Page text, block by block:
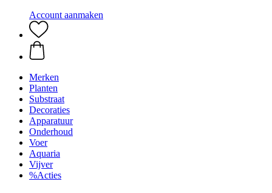
Account aanmaken
Merken
Planten
Substraat
Decoraties
Apparatuur
Onderhoud
Voer
Aquaria
Vijver
%Acties